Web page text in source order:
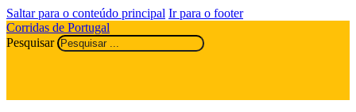
Saltar para o conteúdo principal Ir para o footer
Corridas de Portugal
Pesquisar